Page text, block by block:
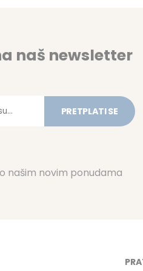
naš newsletter
PRETPLATI SE
našim novim ponudama